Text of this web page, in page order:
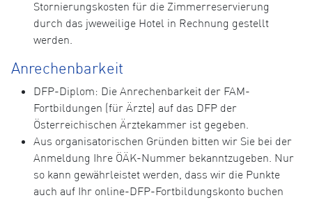
Stornierungskosten für die Zimmerreservierung
durch das jweweilige Hotel in Rechnung gestellt
werden.
Anrechenbarkeit
DFP-Diplom: Die Anrechenbarkeit der FAM-
Fortbildungen (für Ärzte) auf das DFP der
Österreichischen Ärztekammer ist gegeben.
Aus organisatorischen Gründen bitten wir Sie bei der
Anmeldung Ihre ÖÄK-Nummer bekanntzugeben. Nur
so kann gewährleistet werden, dass wir die Punkte
auch auf Ihr online-DFP-Fortbildungskonto buchen